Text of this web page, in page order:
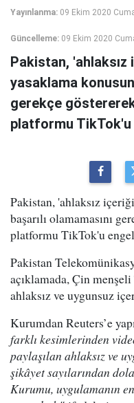
Yayınlanma: 09 Ekim 2020
Güncelleme: 09 Ekim 2020
Pakistan,
yasaklama
gerekçe
platformu TikTok'u
Pakistan, 'ahlaksız
başarılı olamamasını
platformu TikTok'u
Pakistan
açıklamada, Çin
ahlaksız ve uygunsuz
Kurumdan Reuters’e
farklı kesimlerinden
paylaşılan ahlaksız ve
şikâyet sayılarından
Kurumu, uygulamanın